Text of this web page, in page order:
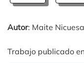
Autor: Maite
Trabajo publicado